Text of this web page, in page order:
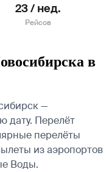
23 / нед.
Рейсов
в
—
дату. Перелёт
перелёты
из аэропортов
Воды.